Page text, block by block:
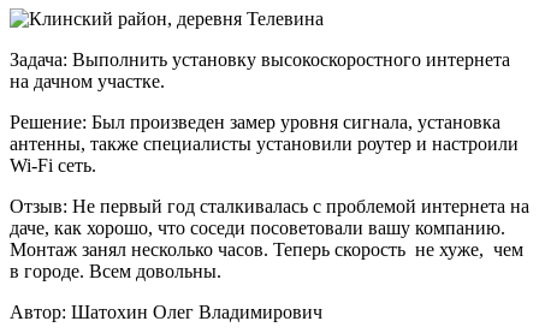
Задача: Выполнить установку высокоскоростного интернета
на дачном участке.
Решение: Был произведен замер уровня сигнала, установка
антенны, также специалисты установили роутер и настроили
Wi-Fi сеть.
Отзыв: Не первый год сталкивалась с проблемой интернета на
даче, как хорошо, что соседи посоветовали вашу компанию.
Монтаж занял несколько часов. Теперь скорость не хуже, чем
в городе. Всем довольны.
Автор: Шатохин Олег Владимирович